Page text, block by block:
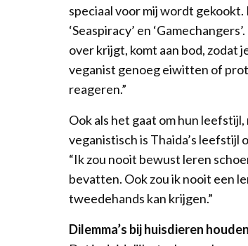
speciaal voor mij wordt
‘Seaspiracy’ en
over krijgt, komt aan bod, zodat
veganist genoeg eiwitten of
reageren.”
Ook als het gaat om hun
veganistisch is Thaida’s leefstijl
“Ik zou nooit bewust leren
bevatten. Ook zou ik nooit een
tweedehands kan krijgen.”
Dilemma’s bij huisdieren houden